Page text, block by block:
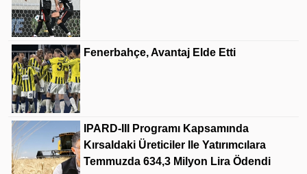
Fenerbahçe, Avantaj Elde Etti
IPARD-III Programı Kapsamında
Kırsaldaki Üreticiler Ile Yatırımcılara
Temmuzda 634,3 Milyon Lira Ödendi